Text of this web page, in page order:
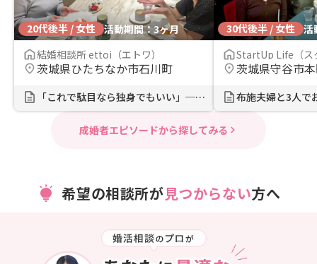
20代後半 / 女性
活動期間：3ヶ月
結婚相談所 ettoi（エトワ）
茨城県ひたちなか市石川町
「これで駄目なら独身でもいい」──...
30代後半 / 女性
活
StartUp Life（ス
茨城県守谷市
成婚者エピソードから探してみる
希望の相談所が見つからない方へ